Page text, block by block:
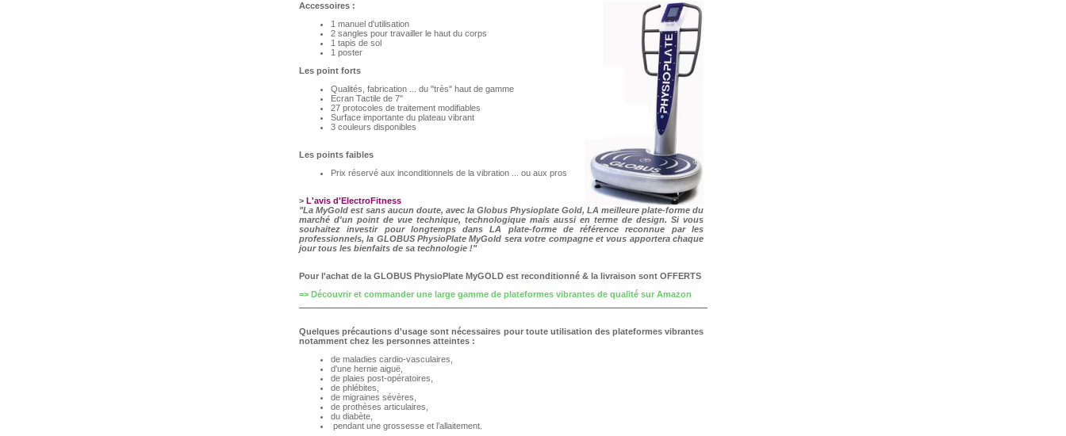
Accessoires :
1 manuel d'utilisation
2 sangles pour travailler le haut du corps
1 tapis de sol
1 poster
Les point forts
Qualités, fabrication ... du "très" haut de gamme
Ecran Tactile de 7"
27 protocoles de traitement modifiables
Surface importante du plateau vibrant
3 couleurs disponibles
Les points faibles
Prix réservé aux inconditionnels de la vibration ... ou aux pros
> L'avis d'ElectroFitness
"La MyGold est sans aucun doute, avec la Globus Physioplate Gold, LA meilleure plate-forme du
marché d'un point de vue technique, technologique mais aussi en terme de design. Si vous
souhaitez investir pour longtemps dans LA plate-forme de référence reconnue par les
professionnels, la GLOBUS PhysioPlate MyGold sera votre compagne et vous apportera chaque
jour tous les bienfaits de sa technologie !"
Pour l'achat de la GLOBUS PhysioPlate MyGOLD est reconditionné & la livraison sont OFFERTS
=> Découvrir et commander une large gamme de plateformes vibrantes de qualité sur Amazon
Quelques précautions d'usage sont nécessaires pour toute utilisation des plateformes vibrantes
notamment chez les personnes atteintes :
de maladies cardio-vasculaires,
d'une hernie aiguë,
de plaies post-opératoires,
de phlébites,
de migraines sévères,
de prothèses articulaires,
du diabète,
pendant une grossesse et l’allaitement.